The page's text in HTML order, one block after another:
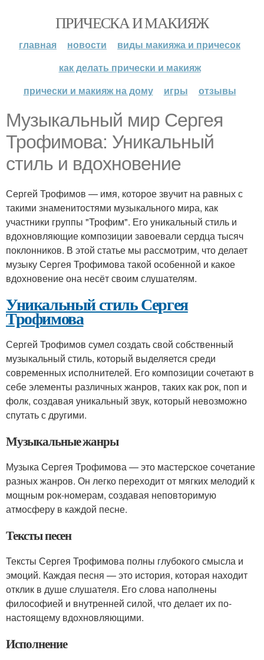
ПРИЧЕСКА И МАКИЯЖ
главная новости
виды макияжа и причесок
как делать прически и макияж
прически и макияж на дому
игры отзывы
Музыкальный мир Сергея
Трофимова: Уникальный
стиль и вдохновение
Сергей Трофимов — имя, которое звучит на равных с
такими знаменитостями музыкального мира, как
участники группы "Трофим". Его уникальный стиль и
вдохновляющие композиции завоевали сердца тысяч
поклонников. В этой статье мы рассмотрим, что делает
музыку Сергея Трофимова такой особенной и какое
вдохновение она несёт своим слушателям.
Уникальный стиль Сергея
Трофимова
Сергей Трофимов сумел создать свой собственный
музыкальный стиль, который выделяется среди
современных исполнителей. Его композиции сочетают в
себе элементы различных жанров, таких как рок, поп и
фолк, создавая уникальный звук, который невозможно
спутать с другими.
Музыкальные жанры
Музыка Сергея Трофимова — это мастерское сочетание
разных жанров. Он легко переходит от мягких мелодий к
мощным рок-номерам, создавая неповторимую
атмосферу в каждой песне.
Тексты песен
Тексты Сергея Трофимова полны глубокого смысла и
эмоций. Каждая песня — это история, которая находит
отклик в душе слушателя. Его слова наполнены
философией и внутренней силой, что делает их по-
настоящему вдохновляющими.
Исполнение